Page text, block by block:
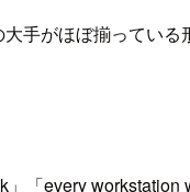
手がほぼ揃っている
「every workstation